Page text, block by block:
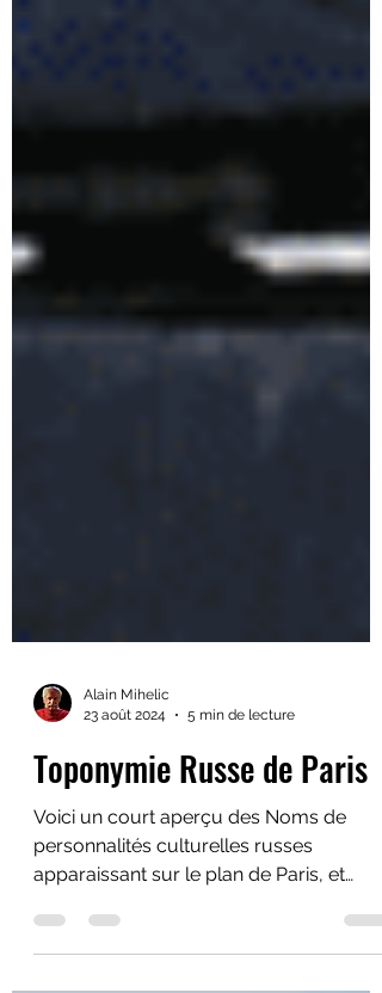
23 août 2024
5 min de lecture
Toponymie Russe de Paris
Voici un court aperçu des Noms de
apparaissant sur le plan de Paris, et
dans l’inconscient des parisiens.